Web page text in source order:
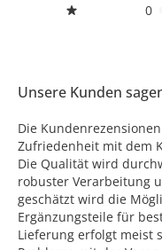
0
Unsere Kunden
Die
Zufriedenheit mit dem
Die Qualität wird
robuster Verarbeitung
geschätzt wird die
Ergänzungsteile für
Lieferung erfolgt meist